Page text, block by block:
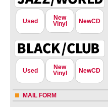
Used
New
Vinyl
NewCD
Used
New
Vinyl
NewCD
MAIL FORM